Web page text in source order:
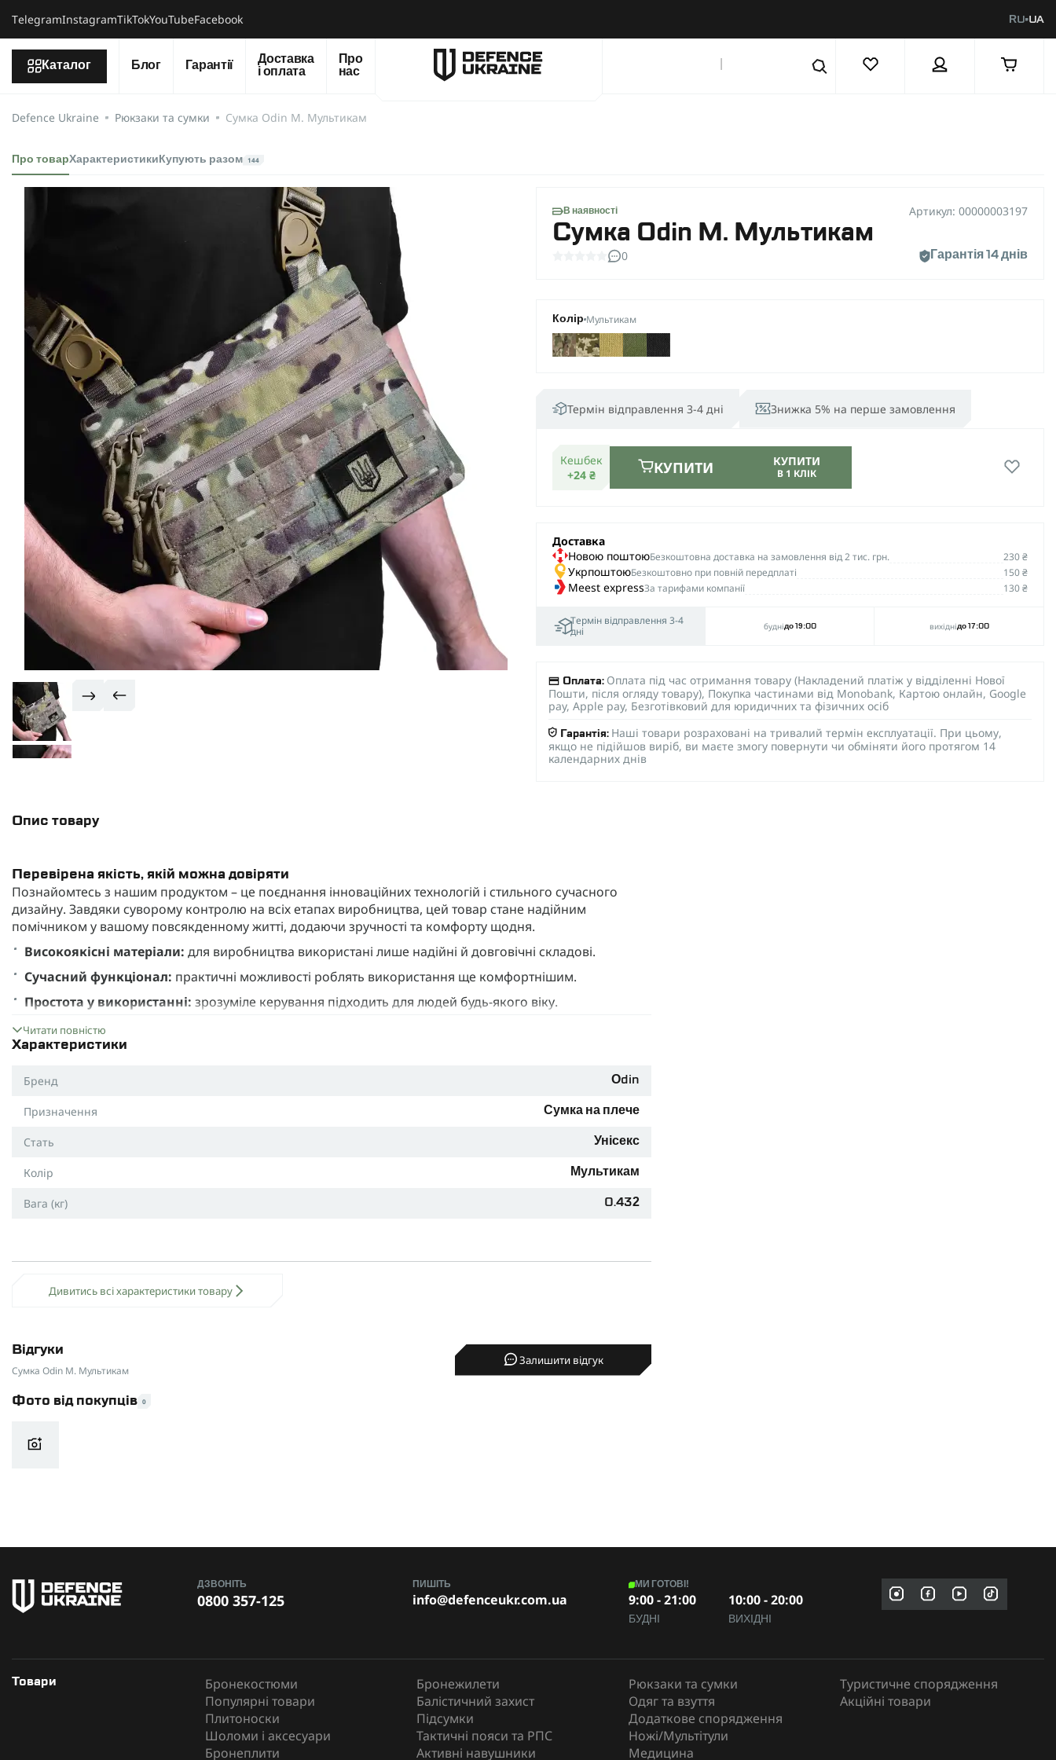
ТelegramInstagramTikTokYouTubeFacebook RU UA
Каталог Блог Гарантії
Доставка
і оплата
Про
нас
Defence Ukraine Рюкзаки та сумки Сумка Odin M. Мультикам
Про товарХарактеристики Купують разом 144
В наявності Артикул: 00000003197
Сумка Odin M. Мультикам
0 Гарантія 14 днів
Колір Мультикам
Термін відправлення 3-4 дні Знижка 5% на перше замовлення
Кешбек
+24 ₴
КУПИТИ КУПИТИ
В 1 КЛІК
Доставка
Новою поштоюБезкоштовна доставка на замовлення від 2 тис. грн. 230 ₴
УкрпоштоюБезкоштовно при повній передплаті 150 ₴
Meest expressЗа тарифами компанії 130 ₴
Термін відправлення 3-4
дні
буднідо 19:00 вихіднідо 17:00
Оплата: Оплата під час отримання товару (Накладений платіж у відділенні Нової
Пошти, після огляду товару), Покупка частинами від Monobank, Картою онлайн, Google
pay, Apple pay, Безготівковий для юридичних та фізичних осіб
Гарантія: Наші товари розраховані на тривалий термін експлуатації. При цьому,
якщо не підійшов виріб, ви маєте змогу повернути чи обміняти його протягом 14
календарних днів
Опис товару
Перевірена якість, якій можна довіряти
Познайомтесь з нашим продуктом – це поєднання інноваційних технологій і стильного сучасного
дизайну. Завдяки суворому контролю на всіх етапах виробництва, цей товар стане надійним
помічником у вашому повсякденному житті, додаючи зручності та комфорту щодня.
Високоякісні матеріали: для виробництва використані лише надійні й довговічні складові.
Сучасний функціонал: практичні можливості роблять використання ще комфортнішим.
Простота у використанні: зрозуміле керування підходить для людей будь-якого віку.
Продукт відповідає міжнародним стандартам якості й безпеки. Оберіть надійність – оцініть переваги
якісного рішення, яке служитиме вам багато років!
Індивідуальне ставлення до кожного клієнта
Конкурентна ціна за відмінну якість
Замовляйте зараз і відчуйте переваги вже з першого використання!
Читати повністю
Характеристики
Бренд Odin
Призначення Сумка на плече
Стать Унісекс
Колір Мультикам
Вага (кг) 0.432
Дивитись всі характеристики товару
Відгуки
Сумка Odin M. Мультикам
Залишити відгук
Фото від покупців 0
ДЗВОНІТЬ
0800 357-125
ПИШІТЬ
info@defenceukr.com.ua
МИ ГОТОВІ!
9:00 - 21:00
БУДНІ
10:00 - 20:00
ВИХІДНІ
Товари
Бронекостюми
Популярні товари
Плитоноски
Шоломи і аксесуари
Бронеплити
Бронежилети
Балістичний захист
Підсумки
Тактичні пояси та РПС
Активні навушники
Рюкзаки та сумки
Одяг та взуття
Додаткове спорядження
Ножі/Мультітули
Медицина
Туристичне спорядження
Акційні товари